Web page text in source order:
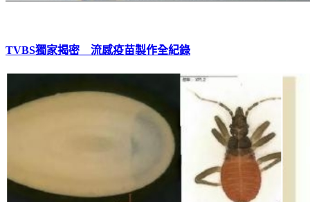
TVBS獨家揭密 流感疫苗製作全紀錄